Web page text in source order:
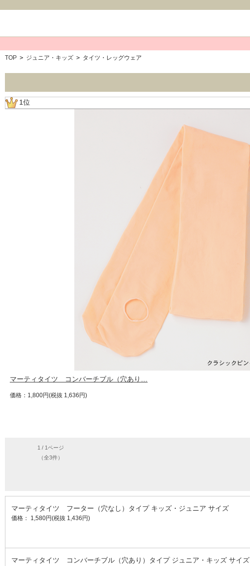
TOP > ジュニア・キッズ > タイツ・レッグウェア
1位
マーティタイツ コンバーチブル（穴あり…
価格：1,800円(税抜 1,636円)
1 / 1ページ
（全3件）
マーティタイツ フーター（穴なし）タイプ キッズ・ジュニア サイズ
価格： 1,580円(税抜 1,436円)
マーティタイツ コンバーチブル（穴あり）タイプ ジュニア・キッズ サイズ